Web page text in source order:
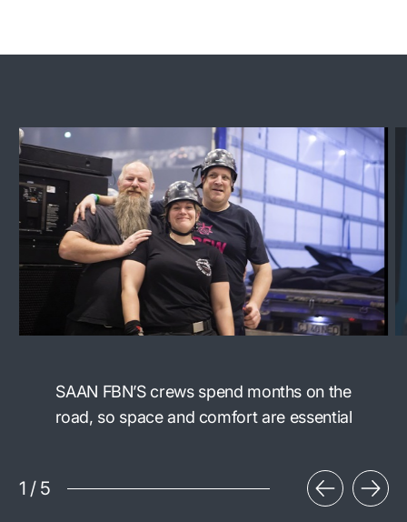
SAAN FBN’S crews spend months on the
road, so space and comfort are essential
1 / 5